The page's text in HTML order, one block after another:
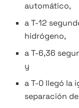
automático,
a T-12
hidrógeno,
a T-6,36
y
a T-0 llegó la
separación